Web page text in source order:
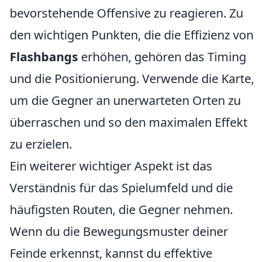
bevorstehende Offensive zu reagieren. Zu
den wichtigen Punkten, die die Effizienz von
Flashbangs erhöhen, gehören das Timing
und die Positionierung. Verwende die Karte,
um die Gegner an unerwarteten Orten zu
überraschen und so den maximalen Effekt
zu erzielen.
Ein weiterer wichtiger Aspekt ist das
Verständnis für das Spielumfeld und die
häufigsten Routen, die Gegner nehmen.
Wenn du die Bewegungsmuster deiner
Feinde erkennst, kannst du effektive